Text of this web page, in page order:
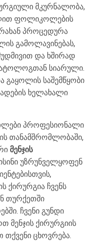
მკურნალობა,
ფოლიკოლების
პროცედურა
გამოლავინებას,
და ხშირად
სიარული.
საშემწყობი
ხელახალი
პროფესიონალი
თანამშრომლობაში,
მენჯის
უზრუნველყოფენ
ქირურგია ჩვენს
თურქეთში
ჩვენი გუნდი
მენჯის ქირურგიის
ცხოვრება.